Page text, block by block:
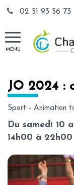
02 51 93 56 73
MENU
JO 2024
Sport - Animation
Du samedi 10
14h00 à 22h00